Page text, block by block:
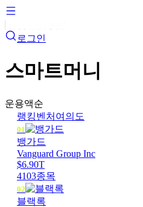
로그인
스마트머니
운용액순
랭킹벤처 여의도
01
뱅가드
Vanguard Group Inc
$6.90T
4103종목
02
블랙록